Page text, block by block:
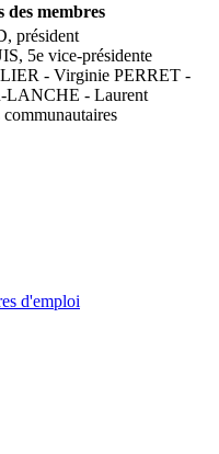
des membres
président
5e vice-présidente
- Virginie PERRET -
LANCHE - Laurent
d'emploi